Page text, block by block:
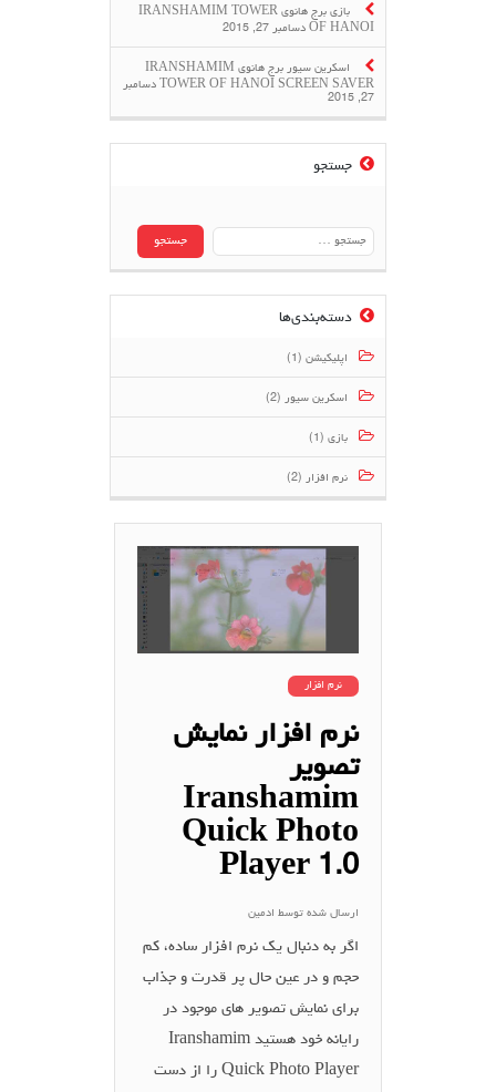
بازی برج هانوی IRANSHAMIM TOWER
OF HANOI دسامبر 27, 2015
اسکرین سیور برج هانوی IRANSHAMIM
TOWER OF HANOI SCREEN SAVER دسامبر
27, 2015
جستجو
دسته‌بندی‌ها
اپلیکیشن (1)
اسکرین سیور (2)
بازی (1)
نرم افزار (2)
نرم افزار
نرم افزار نمایش
تصویر
Iranshamim
Quick Photo
Player 1.0
ارسال شده توسط ادمین
اگر به دنبال یک نرم افزار ساده، کم
حجم و در عین حال پر قدرت و جذاب
برای نمایش تصویر های موجود در
رایانه خود هستید Iranshamim
Quick Photo Player را از دست